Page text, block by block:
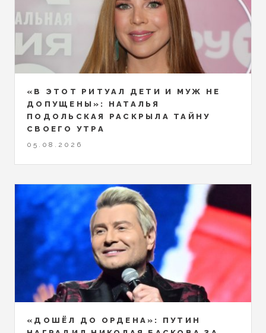
«В ЭТОТ РИТУАЛ ДЕТИ И МУЖ НЕ
ДОПУЩЕНЫ»: НАТАЛЬЯ
ПОДОЛЬСКАЯ РАСКРЫЛА ТАЙНУ
СВОЕГО УТРА
05.08.2026
«ДОШЁЛ ДО ОРДЕНА»: ПУТИН